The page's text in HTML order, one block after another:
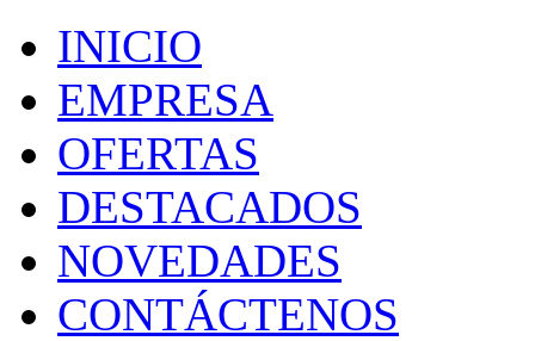
INICIO
EMPRESA
OFERTAS
DESTACADOS
NOVEDADES
CONTÁCTENOS